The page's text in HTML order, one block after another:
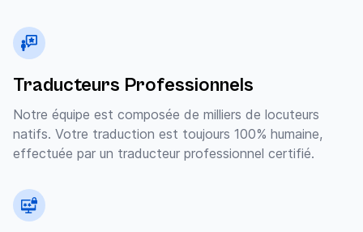
Traducteurs Professionnels
Notre équipe est composée de milliers de locuteurs
natifs. Votre traduction est toujours 100% humaine,
effectuée par un traducteur professionnel certifié.